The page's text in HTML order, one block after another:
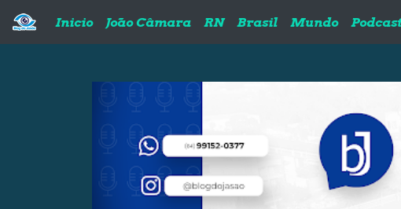
Inicio João Câmara RN Brasil Mundo